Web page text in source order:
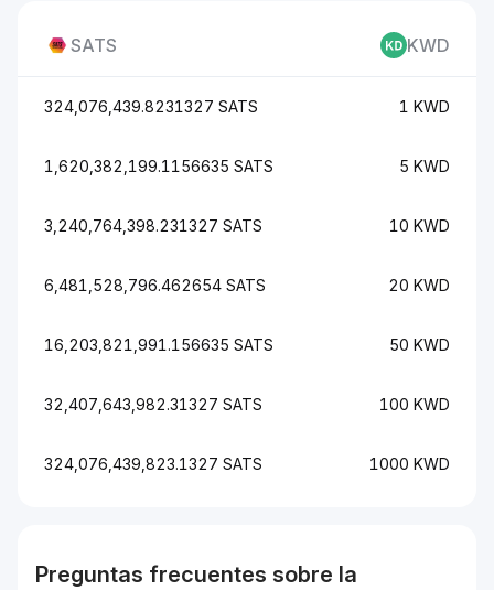
SATS KWD
324,076,439.8231327 SATS 1 KWD
1,620,382,199.1156635 SATS 5 KWD
3,240,764,398.231327 SATS 10 KWD
6,481,528,796.462654 SATS 20 KWD
16,203,821,991.156635 SATS 50 KWD
32,407,643,982.31327 SATS 100 KWD
324,076,439,823.1327 SATS 1000 KWD
Preguntas frecuentes sobre la